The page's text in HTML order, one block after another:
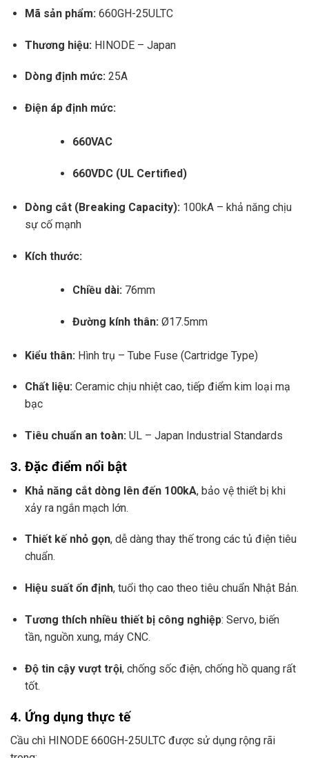
Mã sản phẩm: 660GH-25ULTC
Thương hiệu: HINODE – Japan
Dòng định mức:25A
Điện áp định mức:
660VAC
660VDC (UL Certified)
Dòng cắt (Breaking Capacity):100kA – khả năng chịu
sự cố mạnh
Kích thước:
Chiều dài: 76mm
Đường kính thân: Ø17.5mm
Kiểu thân: Hình trụ – Tube Fuse (Cartridge Type)
Chất liệu:Ceramic chịu nhiệt cao, tiếp điểm kim loại mạ
bạc
Tiêu chuẩn an toàn:UL – Japan Industrial Standards
3. Đặc điểm nổi bật
Khả năng cắt dòng lên đến 100kA, bảo vệ thiết bị khi
xảy ra ngắn mạch lớn.
Thiết kế nhỏ gọn, dễ dàng thay thế trong các tủ điện tiêu
chuẩn.
Hiệu suất ổn định, tuổi thọ cao theo tiêu chuẩn Nhật Bản.
Tương thích nhiều thiết bị công nghiệp: Servo, biến
tần, nguồn xung, máy CNC.
Độ tin cậy vượt trội, chống sốc điện, chống hồ quang rất
tốt.
4. Ứng dụng thực tế
Cầu chì HINODE 660GH-25ULTC được sử dụng rộng rãi